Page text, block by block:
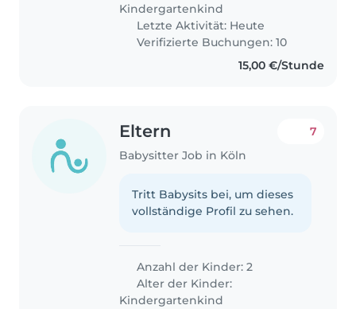
Kindergartenkind
Letzte Aktivität: Heute
Verifizierte Buchungen: 10
15,00 €/Stunde
Eltern
Babysitter Job in Köln
7
Tritt Babysits bei, um dieses
vollständige Profil zu sehen.
Anzahl der Kinder: 2
Alter der Kinder:
Kindergartenkind